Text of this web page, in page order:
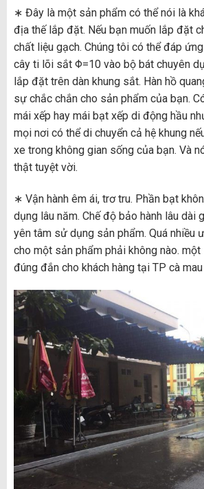
∗ Đây là một sản phẩm có thể nói là
địa thế lắp đặt. Nếu bạn muốn lắp đặt
chất liệu gạch. Chúng tôi có thể đáp
cây ti lõi sắt Φ=10 vào bộ bát chuyên
lắp đặt trên dàn khung sắt. Hàn hồ
sự chắc chắn cho sản phẩm của bạn.
mái xếp hay mái bạt xếp di động hầu
mọi nơi có thể di chuyển cả hệ khung
xe trong không gian sống của bạn. Và
thật tuyệt vời.
∗ Vận hành êm ái, trơ tru. Phần bạt
dụng lâu năm. Chế độ bảo hành lâu dài
yên tâm sử dụng sản phẩm. Quá nhiều
cho một sản phẩm phải không nào.
đúng đắn cho khách hàng tại TP cà mau